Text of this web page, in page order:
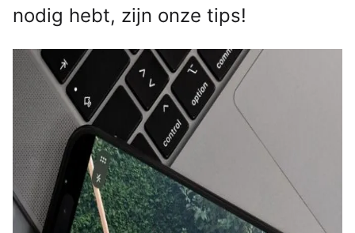
nodig hebt, zijn onze tips!